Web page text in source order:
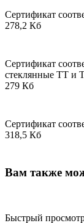
Сертификат
278,2 Кб
Сертификат
стеклянные ТТ и
279 Кб
Сертификат
318,5 Кб
Вам также
Быстрый